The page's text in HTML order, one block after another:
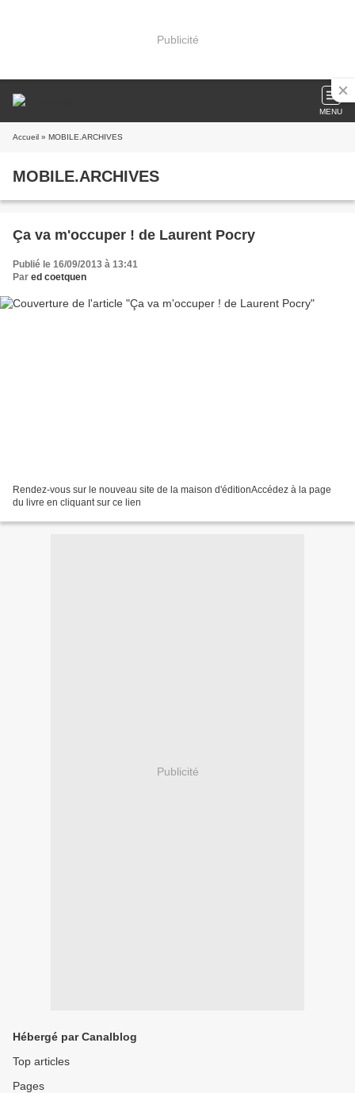
Publicité
MENU
Accueil » MOBILE.ARCHIVES
MOBILE.ARCHIVES
Ça va m'occuper ! de Laurent Pocry
Publié le 16/09/2013 à 13:41
Par ed coetquen
Rendez-vous sur le nouveau site de la maison d'éditionAccédez à la page
du livre en cliquant sur ce lien
Publicité
Hébergé par Canalblog
Top articles
Pages